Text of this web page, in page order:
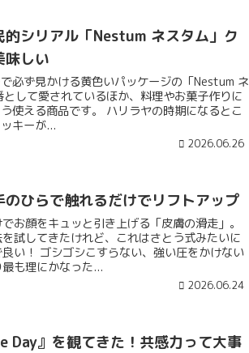
的シリアル「Nestum ネスタム」ク
味しい
必ず見かける黄色いパッケージの「Nestum ネ
して愛されているほか、料理やお菓子作りに
使える商品です。 ハリラヤの時期になるとこ
キーが...
2026.06.26
のひらで触れるだけでリフトアップ
お顔をキュッと引き上げる「皮膚の滑走」。
試してきたけれど、これはさとう式みたいに
い！ ゴシゴシこすらない、強い圧をかけない
も理にかなった...
2026.06.24
Day』を観てきた！共感力って大事